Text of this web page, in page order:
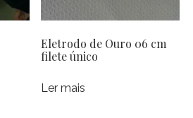
Eletrodo de Ouro 06 cm
filete único
Ler mais